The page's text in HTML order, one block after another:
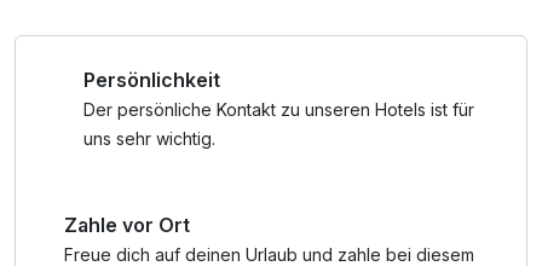
Persönlichkeit
Der persönliche Kontakt zu unseren Hotels ist für
uns sehr wichtig.
Zahle vor Ort
Freue dich auf deinen Urlaub und zahle bei diesem